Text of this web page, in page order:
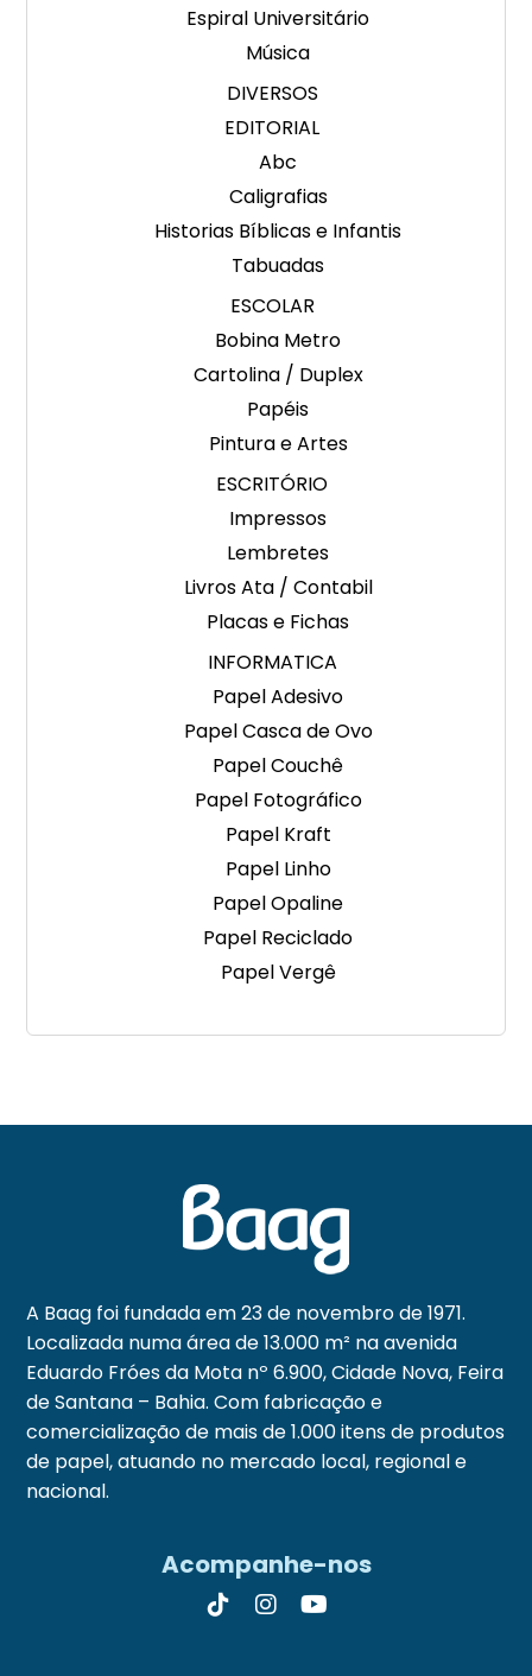
Espiral Universitário
Música
DIVERSOS
EDITORIAL
Abc
Caligrafias
Historias Bíblicas e Infantis
Tabuadas
ESCOLAR
Bobina Metro
Cartolina / Duplex
Papéis
Pintura e Artes
ESCRITÓRIO
Impressos
Lembretes
Livros Ata / Contabil
Placas e Fichas
INFORMATICA
Papel Adesivo
Papel Casca de Ovo
Papel Couchê
Papel Fotográfico
Papel Kraft
Papel Linho
Papel Opaline
Papel Reciclado
Papel Vergê
A Baag foi fundada em 23 de novembro de 1971.
Localizada numa área de 13.000 m² na avenida
Eduardo Fróes da Mota nº 6.900, Cidade Nova, Feira
de Santana – Bahia. Com fabricação e
comercialização de mais de 1.000 itens de produtos
de papel, atuando no mercado local, regional e
nacional.
Acompanhe-nos